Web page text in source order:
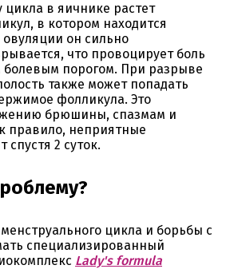
в яичнике растет
в котором находится
он сильно
что провоцирует боль
порогом. При разрыве
также может попадать
фолликула. Это
брюшины, спазмам и
правило, неприятные
2 суток.
цикла и борьбы с
специализированный
Lady's formula